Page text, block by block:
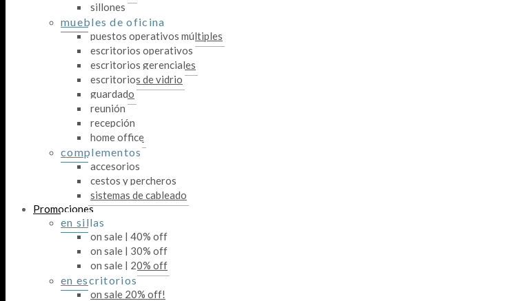
sillones
muebles de oficina
puestos operativos múltiples
escritorios operativos
escritorios gerenciales
escritorios de vidrio
guardado
reunión
recepción
home office
complementos
accesorios
cestos y percheros
sistemas de cableado
Promociones
en sillas
on sale | 40% off
on sale | 30% off
on sale | 20% off
en escritorios
on sale 20% off!